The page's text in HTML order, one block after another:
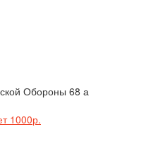
Обороны 68 а
1000р.